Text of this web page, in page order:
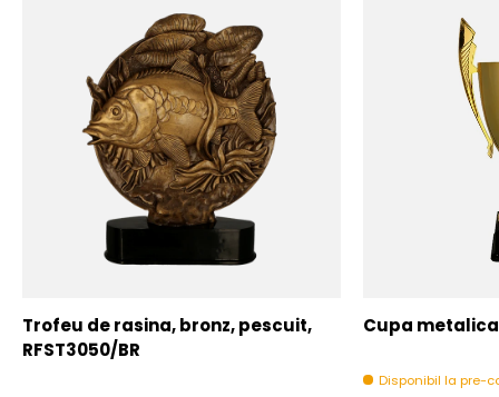
Trofeu de rasina, bronz, pescuit,
RFST3050/BR
Cupa
Disponibil la pre-